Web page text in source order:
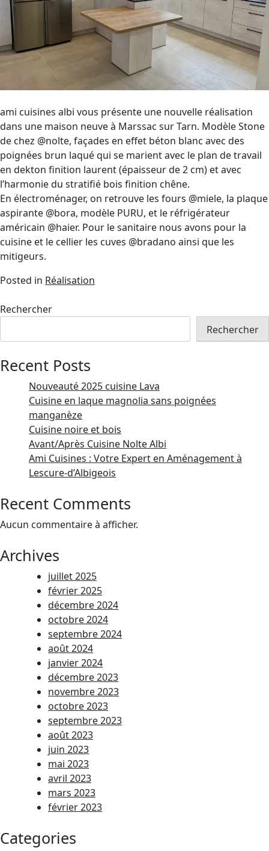
ami cuisines albi vous présente une nouvelle réalisation
dans une maison neuve à Marssac sur Tarn. Modèle Stone
de chez @nolte, façades en effet béton blanc avec des
poignées brun laqué qui se marient avec le plan de travail
en dekton finition laurent (épaisseur de 2 cm) et avec
l’harmonie du stratifié bois finition chêne.
En électroménager, on retrouve les fours @miele, la plaque
aspirante @bora, modèle PURU, et le réfrigérateur
américain @haier. Pour le sanitaire nous avons pour la
cuisine et le cellier les cuves @bradano ainsi que les
mitigeurs.
Posted in Réalisation
Rechercher
Rechercher
Recent Posts
Nouveauté 2025 cuisine Lava
Cuisine en laque magnolia sans poignées
manganèze
Cuisine noire et bois
Avant/Après Cuisine Nolte Albi
Ami Cuisines : Votre Expert en Aménagement à
Lescure-d’Albigeois
Recent Comments
Aucun commentaire à afficher.
Archives
juillet 2025
février 2025
décembre 2024
octobre 2024
septembre 2024
août 2024
janvier 2024
décembre 2023
novembre 2023
octobre 2023
septembre 2023
août 2023
juin 2023
mai 2023
avril 2023
mars 2023
février 2023
Categories